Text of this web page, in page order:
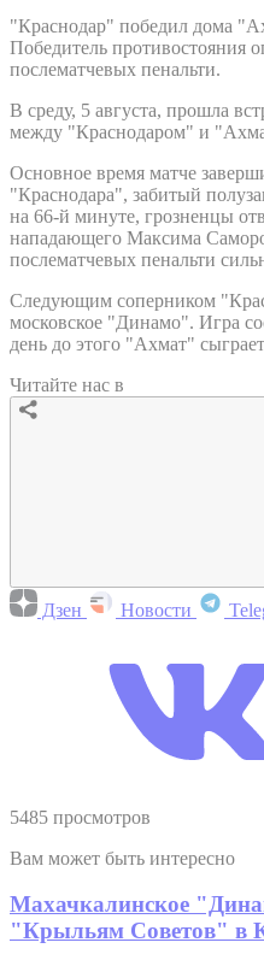
"Краснодар" победил дома
Победитель противостояния
послематчевых пенальти.
В среду, 5 августа, прошла
между "Краснодаром" и
Основное время матче
"Краснодара", забитый
на 66-й минуте, грозненцы
нападающего Максима
послематчевых пенальти
Следующим соперником
московское "Динамо". Игра
день до этого "Ахмат"
Читайте нас в
Дзен Новости
5485 просмотров
Вам может быть интересно
Махачкалинское
"Крыльям Советов" в